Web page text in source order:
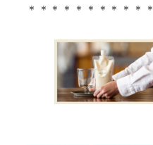
＊＊＊＊＊＊＊＊＊＊